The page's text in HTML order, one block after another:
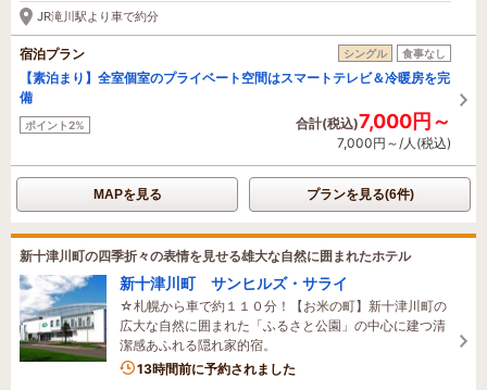
JR滝川駅より車で約分
宿泊プラン シングル 食事なし
【素泊まり】全室個室のプライベート空間はスマートテレビ＆冷暖房を完
備
ポイント2% 合計(税込)7,000円～
7,000円～/人(税込)
MAPを見る プランを見る(6件)
新十津川町の四季折々の表情を見せる雄大な自然に囲まれたホテル
新十津川町 サンヒルズ・サライ
☆札幌から車で約１１０分！【お米の町】新十津川町の
広大な自然に囲まれた「ふるさと公園」の中心に建つ清
潔感あふれる隠れ家的宿。
13時間前に予約されました